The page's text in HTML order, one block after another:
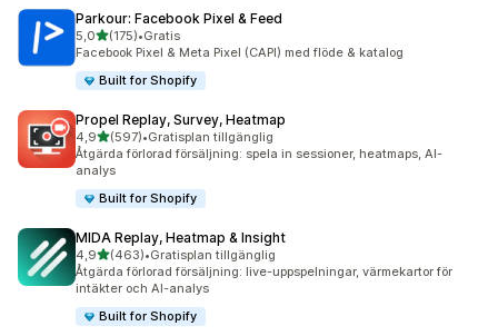
Parkour: Facebook Pixel & Feed
5,0av 5 stjärnor
(175)
175 recensioner totalt
•Gratis
Facebook Pixel & Meta Pixel (CAPI) med flöde & katalog
Built for Shopify
Propel Replay, Survey, Heatmap
4,9av 5 stjärnor
(597)
597 recensioner totalt
•Gratisplan tillgänglig
Åtgärda förlorad försäljning: spela in sessioner, heatmaps, AI-
analys
Built for Shopify
MIDA Replay, Heatmap & Insight
4,9av 5 stjärnor
(463)
463 recensioner totalt
•Gratisplan tillgänglig
Åtgärda förlorad försäljning: live-uppspelningar, värmekartor för
intäkter och AI-analys
Built for Shopify